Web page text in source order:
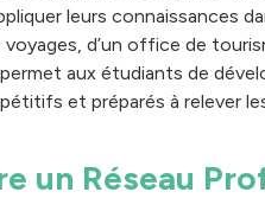
leurs connaissances
voyages, d’un office de
aux étudiants de
et préparés à relever
un Réseau